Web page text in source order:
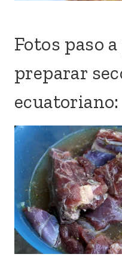
Fotos paso
preparar
ecuatoriano: